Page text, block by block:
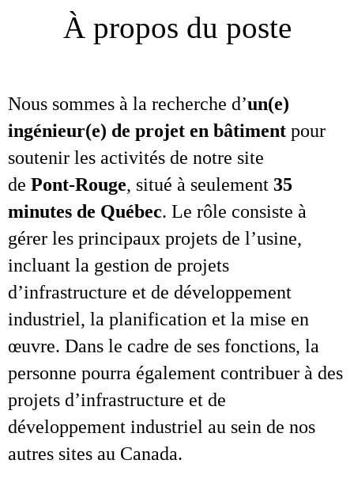
À propos du poste
Nous sommes à la recherche d’un(e)
ingénieur(e) de projet en bâtiment pour
soutenir les activités de notre site
de Pont‑Rouge, situé à seulement 35
minutes de Québec. Le rôle consiste à
gérer les principaux projets de l’usine,
incluant la gestion de projets
d’infrastructure et de développement
industriel, la planification et la mise en
œuvre. Dans le cadre de ses fonctions, la
personne pourra également contribuer à des
projets d’infrastructure et de
développement industriel au sein de nos
autres sites au Canada.